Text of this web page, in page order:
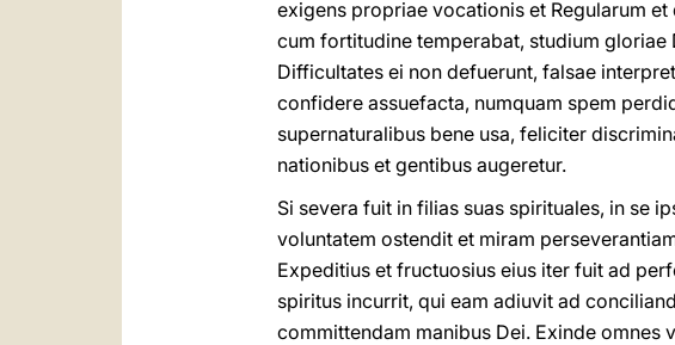
exigens propriae vocationis et Regularum
cum fortitudine temperabat, studium
Difficultates ei non defuerunt, falsae
confidere assuefacta, numquam spem
supernaturalibus bene usa, feliciter
nationibus et gentibus augeretur.
Si severa fuit in filias suas spirituales, in se
voluntatem ostendit et miram
Expeditius et fructuosius eius iter fuit ad
spiritus incurrit, qui eam adiuvit ad
committendam manibus Dei. Exinde omnes